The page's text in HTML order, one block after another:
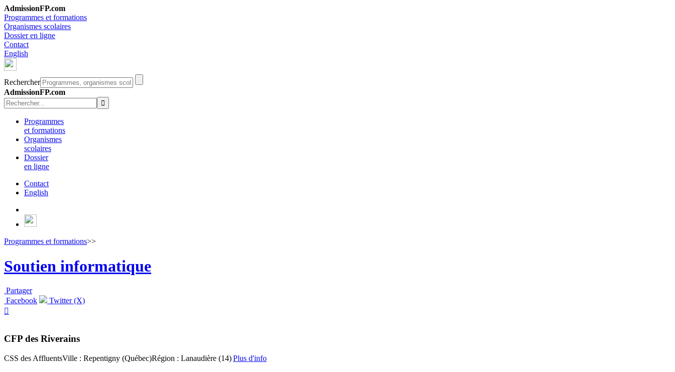
AdmissionFP.com
Programmes et formations
Organismes scolaires
Dossier en ligne
Contact
English
Rechercher
AdmissionFP.com
Programmes
et formations
Organismes
scolaires
Dossier
en ligne
Contact
English
Programmes et formations>>
Soutien informatique
Partager
Facebook
Twitter (X)

CFP des Riverains
CSS des AffluentsVille : Repentigny (Québec)Région : Lanaudière (14)Plus d'info